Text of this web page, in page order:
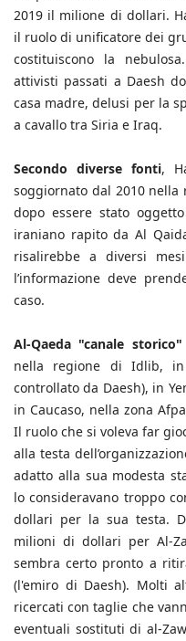
2019 il milione di dollari.
il ruolo di unificatore dei
costituiscono la
attivisti passati a Daesh
casa madre, delusi per la
a cavallo tra Siria e Iraq.
Secondo diverse fonti,
soggiornato dal 2010 nella
dopo essere stato
iraniano rapito da Al
risalirebbe a diversi
l’informazione deve
caso.
Al-Qaeda "canale storico"
nella regione di Idlib,
controllato da Daesh), in
in Caucaso, nella zona
Il ruolo che si voleva far
alla testa
adatto alla sua modesta
lo consideravano troppo
dollari per la sua testa.
milioni di dollari per Al-
sembra certo pronto a
(l'emiro di Daesh). Molti
ricercati con taglie che
eventuali sostituti di al-